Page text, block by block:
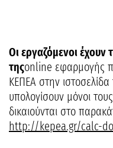
Οι εργαζόμενοι
τηςonline εφαρμογής
ΚΕΠΕΑ στην
υπολογίσουν μόνοι
δικαιούνται στο
http://kepea.gr/calc-